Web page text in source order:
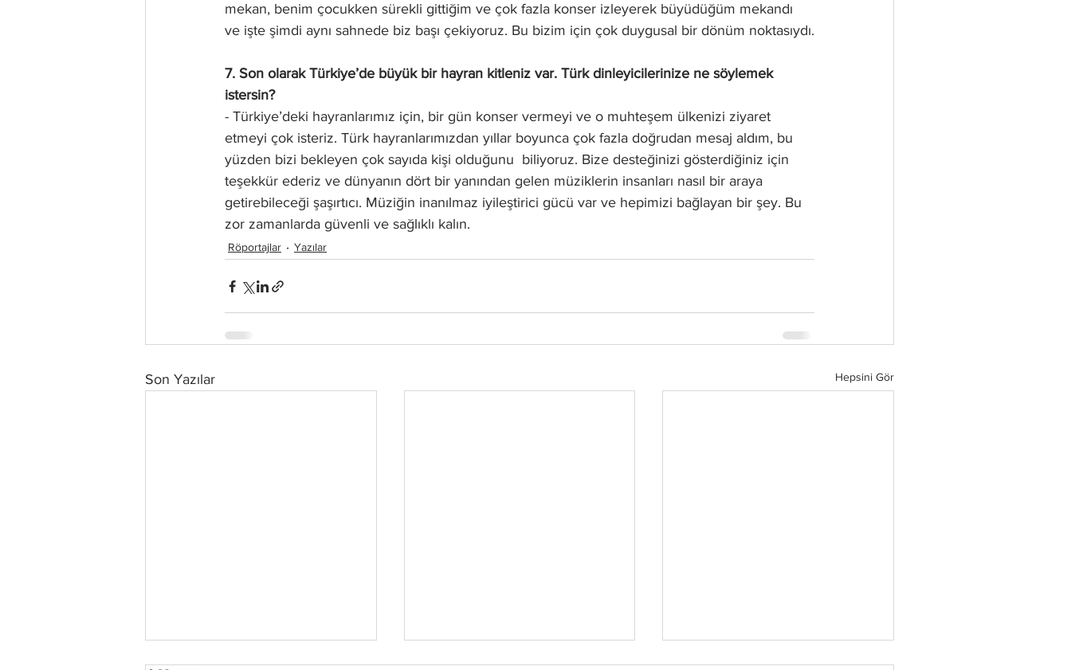
mekan, benim çocukken sürekli gittiğim ve çok fazla konser izleyerek büyüdüğüm mekandı
ve işte şimdi aynı sahnede biz başı çekiyoruz. Bu bizim için çok duygusal bir dönüm noktasıydı.
7. Son olarak Türkiye’de büyük bir hayran kitleniz var. Türk dinleyicilerinize ne söylemek
istersin?
- Türkiye’deki hayranlarımız için, bir gün konser vermeyi ve o muhteşem ülkenizi ziyaret
etmeyi çok isteriz. Türk hayranlarımızdan yıllar boyunca çok fazla doğrudan mesaj aldım, bu
yüzden bizi bekleyen çok sayıda kişi olduğunu  biliyoruz. Bize desteğinizi gösterdiğiniz için
teşekkür ederiz ve dünyanın dört bir yanından gelen müziklerin insanları nasıl bir araya
getirebileceği şaşırtıcı. Müziğin inanılmaz iyileştirici gücü var ve hepimizi bağlayan bir şey. Bu
zor zamanlarda güvenli ve sağlıklı kalın.
Röportajlar Yazılar
Son Yazılar Hepsini Gör